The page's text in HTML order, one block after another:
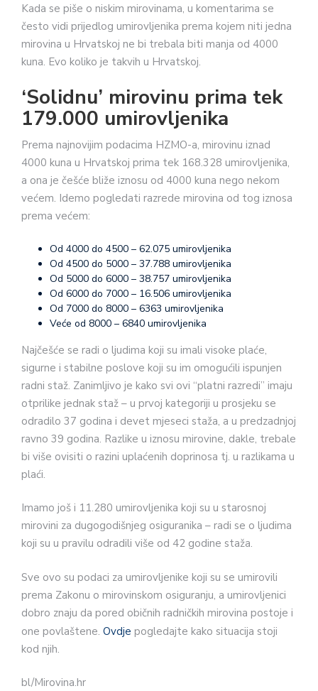
Kada se piše o niskim mirovinama, u komentarima se
često vidi prijedlog umirovljenika prema kojem niti jedna
mirovina u Hrvatskoj ne bi trebala biti manja od 4000
kuna. Evo koliko je takvih u Hrvatskoj.
‘Solidnu’ mirovinu prima tek
179.000 umirovljenika
Prema najnovijim podacima HZMO-a, mirovinu iznad
4000 kuna u Hrvatskoj prima tek 168.328 umirovljenika,
a ona je češće bliže iznosu od 4000 kuna nego nekom
većem. Idemo pogledati razrede mirovina od tog iznosa
prema većem:
Od 4000 do 4500 – 62.075 umirovljenika
Od 4500 do 5000 – 37.788 umirovljenika
Od 5000 do 6000 – 38.757 umirovljenika
Od 6000 do 7000 – 16.506 umirovljenika
Od 7000 do 8000 – 6363 umirovljenika
Veće od 8000 – 6840 umirovljenika
Najčešće se radi o ljudima koji su imali visoke plaće,
sigurne i stabilne poslove koji su im omogućili ispunjen
radni staž. Zanimljivo je kako svi ovi “platni razredi” imaju
otprilike jednak staž – u prvoj kategoriji u prosjeku se
odradilo 37 godina i devet mjeseci staža, a u predzadnjoj
ravno 39 godina. Razlike u iznosu mirovine, dakle, trebale
bi više ovisiti o razini uplaćenih doprinosa tj. u razlikama u
plaći.
Imamo još i 11.280 umirovljenika koji su u starosnoj
mirovini za dugogodišnjeg osiguranika – radi se o ljudima
koji su u pravilu odradili više od 42 godine staža.
Sve ovo su podaci za umirovljenike koji su se umirovili
prema Zakonu o mirovinskom osiguranju, a umirovljenici
dobro znaju da pored običnih radničkih mirovina postoje i
one povlaštene. Ovdje pogledajte kako situacija stoji
kod njih.
bl/Mirovina.hr